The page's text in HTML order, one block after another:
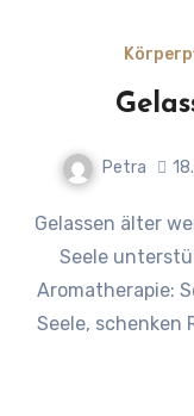
Petra
Gelassen älter werden: Ätherische Öle, die Herz und
Seele
Aromatherapie:
Seele, schenken